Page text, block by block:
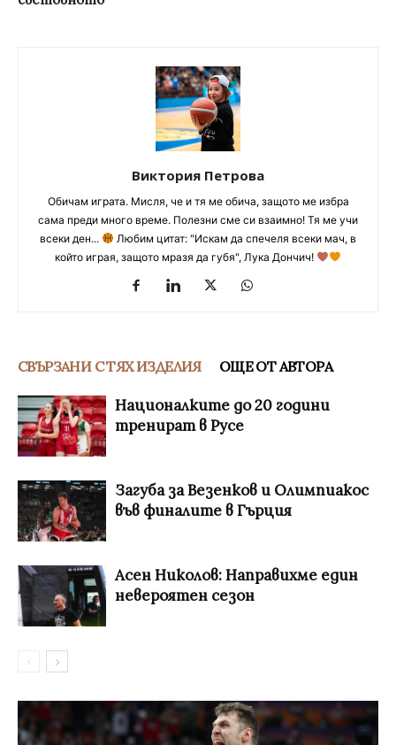
Виктория Петрова
Обичам играта. Мисля, че и тя ме обича, защото ме избра
сама преди много време. Полезни сме си взаимно! Тя ме учи
всеки ден...
Любим цитат: "Искам да спечеля всеки мач, в
който играя, защото мразя да губя", Лука Дончич!
СВЪРЗАНИ С ТЯХ ИЗДЕЛИЯ ОЩЕ ОТ АВТОРА
Националките до 20 години
тренират в Русе
Загуба за Везенков и Олимпиакос
във финалите в Гърция
Асен Николов: Направихме един
невероятен сезон